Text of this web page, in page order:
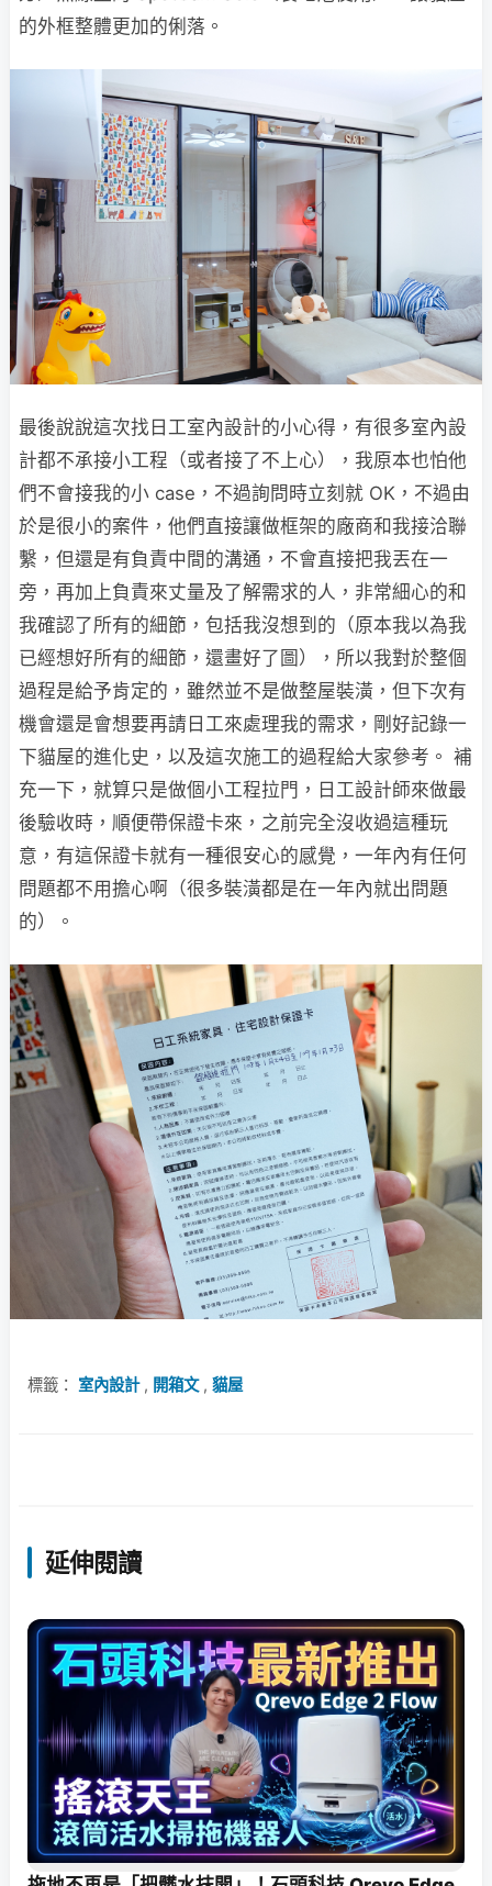
的外框整體更加的俐落。
最後說說這次找日工室內設計的小心得，有很多室內設
計都不承接小工程（或者接了不上心），我原本也怕他
們不會接我的小 case，不過詢問時立刻就 OK，不過由
於是很小的案件，他們直接讓做框架的廠商和我接洽聯
繫，但還是有負責中間的溝通，不會直接把我丟在一
旁，再加上負責來丈量及了解需求的人，非常細心的和
我確認了所有的細節，包括我沒想到的（原本我以為我
已經想好所有的細節，還畫好了圖），所以我對於整個
過程是給予肯定的，雖然並不是做整屋裝潢，但下次有
機會還是會想要再請日工來處理我的需求，剛好記錄一
下貓屋的進化史，以及這次施工的過程給大家參考。 補
充一下，就算只是做個小工程拉門，日工設計師來做最
後驗收時，順便帶保證卡來，之前完全沒收過這種玩
意，有這保證卡就有一種很安心的感覺，一年內有任何
問題都不用擔心啊（很多裝潢都是在一年內就出問題
的）。
標籤： 室內設計, 開箱文, 貓屋
延伸閱讀